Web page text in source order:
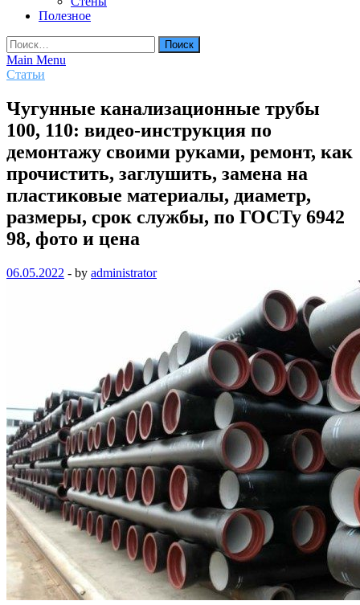
Полезное
Найти:
Main Menu
Статьи
Чугунные канализационные трубы
100, 110: видео-инструкция по
демонтажу своими руками, ремонт, как
прочистить, заглушить, замена на
пластиковые материалы, диаметр,
размеры, срок службы, по ГОСТу 6942
98, фото и цена
06.05.2022 - by administrator